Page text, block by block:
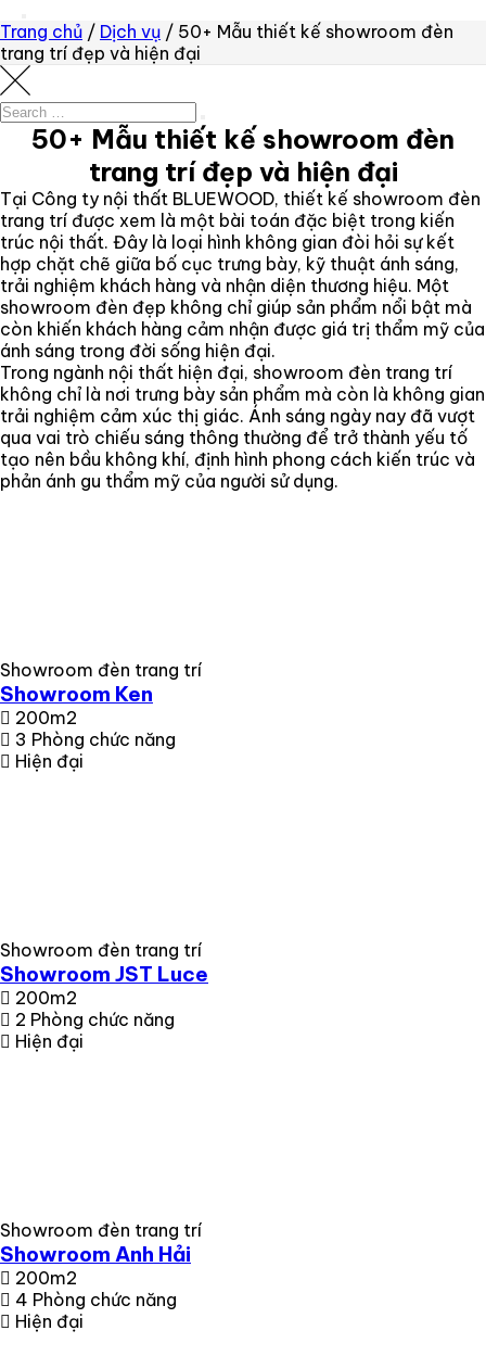
Trang chủ / Dịch vụ / 50+ Mẫu thiết kế showroom đèn
trang trí đẹp và hiện đại
Search
Search
50+ Mẫu thiết kế showroom đèn
trang trí đẹp và hiện đại
Tại Công ty nội thất BLUEWOOD, thiết kế showroom đèn
trang trí được xem là một bài toán đặc biệt trong kiến
trúc nội thất. Đây là loại hình không gian đòi hỏi sự kết
hợp chặt chẽ giữa bố cục trưng bày, kỹ thuật ánh sáng,
trải nghiệm khách hàng và nhận diện thương hiệu. Một
showroom đèn đẹp không chỉ giúp sản phẩm nổi bật mà
còn khiến khách hàng cảm nhận được giá trị thẩm mỹ của
ánh sáng trong đời sống hiện đại.
Trong ngành nội thất hiện đại, showroom đèn trang trí
không chỉ là nơi trưng bày sản phẩm mà còn là không gian
trải nghiệm cảm xúc thị giác. Ánh sáng ngày nay đã vượt
qua vai trò chiếu sáng thông thường để trở thành yếu tố
tạo nên bầu không khí, định hình phong cách kiến trúc và
phản ánh gu thẩm mỹ của người sử dụng.
Showroom đèn trang trí
Showroom Ken
200m2
3 Phòng chức năng
Hiện đại
Showroom đèn trang trí
Showroom JST Luce
200m2
2 Phòng chức năng
Hiện đại
Showroom đèn trang trí
Showroom Anh Hải
200m2
4 Phòng chức năng
Hiện đại